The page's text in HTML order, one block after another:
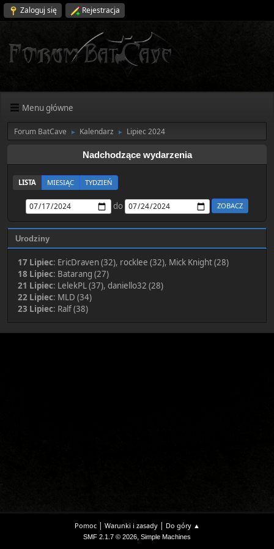
Zaloguj się Rejestracja
Menu główne
Forum BatCave ► Kalendarz ► Lipiec 2024
Nadchodzące wydarzenia
LISTA MIESIĄC TYDZIEŃ
do
Urodziny
17 Lipiec: EricDraven (32), rocklee (32), Mick Knight (28)
18 Lipiec: Batarang (27)
21 Lipiec: LelekPL (37), daniello32 (28)
22 Lipiec: MLD (34)
23 Lipiec: Ralf (38)
Pomoc| Warunki i zasady| Do góry ▲
SMF 2.1.7 © 2026, Simple Machines